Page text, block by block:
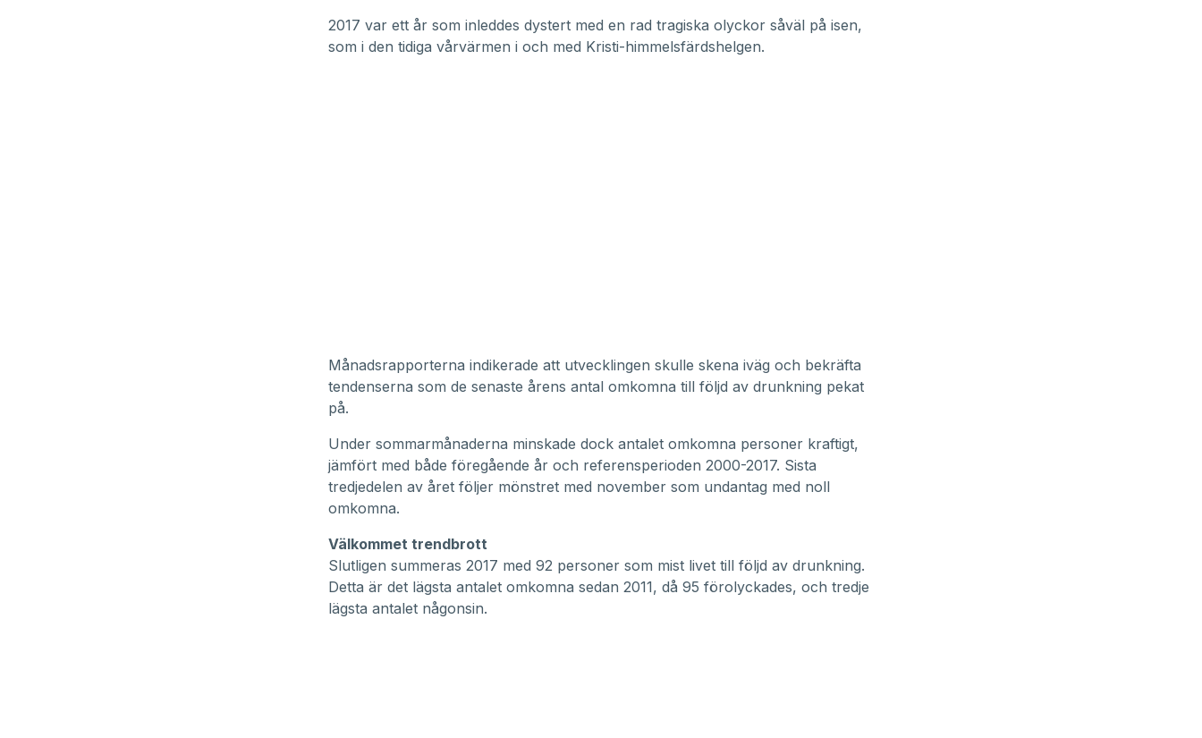
2017 var ett år som inleddes dystert med en rad tragiska olyckor såväl på isen,
som i den tidiga vårvärmen i och med Kristi-himmelsfärdshelgen.
Månadsrapporterna indikerade att utvecklingen skulle skena iväg och bekräfta
tendenserna som de senaste årens antal omkomna till följd av drunkning pekat
på.
Under sommarmånaderna minskade dock antalet omkomna personer kraftigt,
jämfört med både föregående år och referensperioden 2000-2017. Sista
tredjedelen av året följer mönstret med november som undantag med noll
omkomna.
Välkommet trendbrott
Slutligen summeras 2017 med 92 personer som mist livet till följd av drunkning.
Detta är det lägsta antalet omkomna sedan 2011, då 95 förolyckades, och tredje
lägsta antalet någonsin.